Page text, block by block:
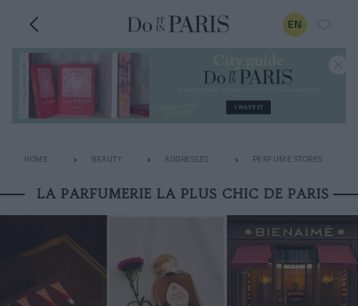
EN
HOME BEAUTY ADDRESSES PERFUME STORES
LA PARFUMERIE LA PLUS CHIC DE PARIS